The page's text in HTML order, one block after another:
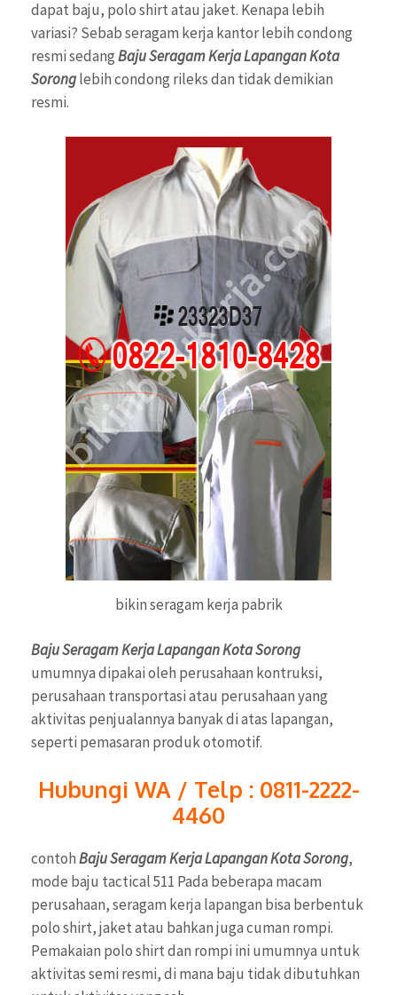
dapat baju, polo shirt atau jaket. Kenapa lebih
variasi? Sebab seragam kerja kantor lebih condong
resmi sedangBaju Seragam Kerja Lapangan Kota
Soronglebih condong rileks dan tidak demikian
resmi.
bikin seragam kerja pabrik
Baju Seragam Kerja Lapangan Kota Sorong
umumnya dipakai oleh perusahaan kontruksi,
perusahaan transportasi atau perusahaan yang
aktivitas penjualannya banyak di atas lapangan,
seperti pemasaran produk otomotif.
Hubungi WA / Telp : 0811-2222-
4460
contohBaju Seragam Kerja Lapangan Kota Sorong,
mode baju tactical 511 Pada beberapa macam
perusahaan, seragam kerja lapangan bisa berbentuk
polo shirt, jaket atau bahkan juga cuman rompi.
Pemakaian polo shirt dan rompi ini umumnya untuk
aktivitas semi resmi, di mana baju tidak dibutuhkan